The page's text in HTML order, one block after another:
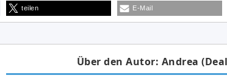
teilen E-Mail
Über den Autor: Andrea